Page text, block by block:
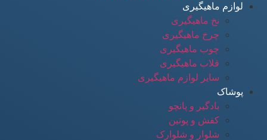
لوازم ماهیگیری
نخ ماهیگیری
چرخ ماهیگیری
چوب ماهیگیری
قلاب ماهیگیری
سایر لوازم ماهیگیری
پوشاک
بادگیر و پانچو
کفش و پوتین
شلوار و شلوارک